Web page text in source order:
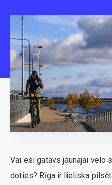
Vai esi gatavs jaunajai velo
doties? Rīga ir lieliska